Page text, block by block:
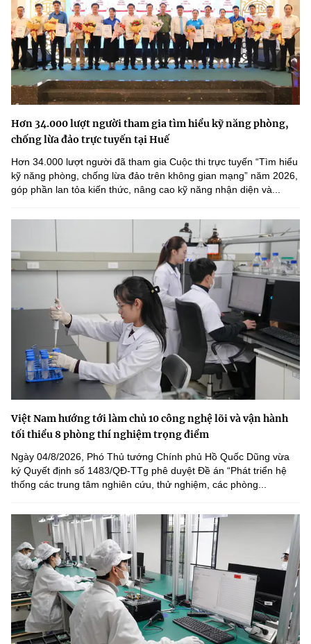
Hơn 34.000 lượt người tham gia tìm hiểu kỹ năng phòng,
chống lừa đảo trực tuyến tại Huế
Hơn 34.000 lượt người đã tham gia Cuộc thi trực tuyến “Tìm hiểu
kỹ năng phòng, chống lừa đảo trên không gian mạng” năm 2026,
góp phần lan tỏa kiến thức, nâng cao kỹ năng nhận diện và...
Việt Nam hướng tới làm chủ 10 công nghệ lõi và vận hành
tối thiểu 8 phòng thí nghiệm trọng điểm
Ngày 04/8/2026, Phó Thủ tướng Chính phủ Hồ Quốc Dũng vừa
ký Quyết định số 1483/QĐ-TTg phê duyệt Đề án “Phát triển hệ
thống các trung tâm nghiên cứu, thử nghiệm, các phòng...